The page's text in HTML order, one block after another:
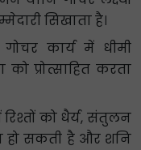
सिखाता है।
कार्य में धीमी
प्रोत्साहित करता
को धैर्य, संतुलन
सकती है और शनि